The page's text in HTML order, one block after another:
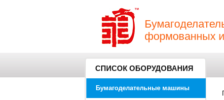
формованных
СПИСОК ОБОРУДОВАНИЯ
Бумагоделательные машины